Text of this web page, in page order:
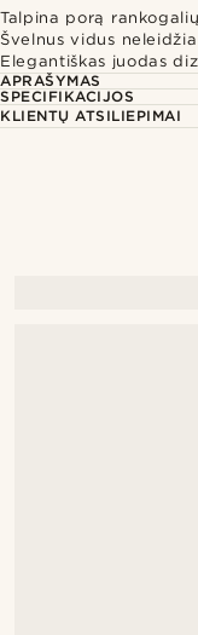
Talpina porą
Švelnus vidus
Elegantiškas juodas
APRAŠYMAS
SPECIFIKACIJOS
KLIENTŲ ATSILIEPIMAI